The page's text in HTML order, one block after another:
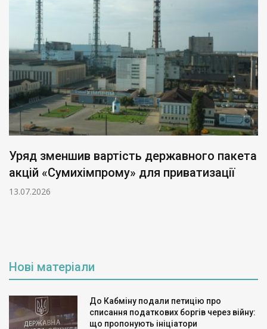
Уряд зменшив вартість державного пакета
акцій «Сумихімпрому» для приватизації
13.07.2026
Нові матеріали
До Кабміну подали петицію про
списання податкових боргів через війну:
що пропонують ініціатори